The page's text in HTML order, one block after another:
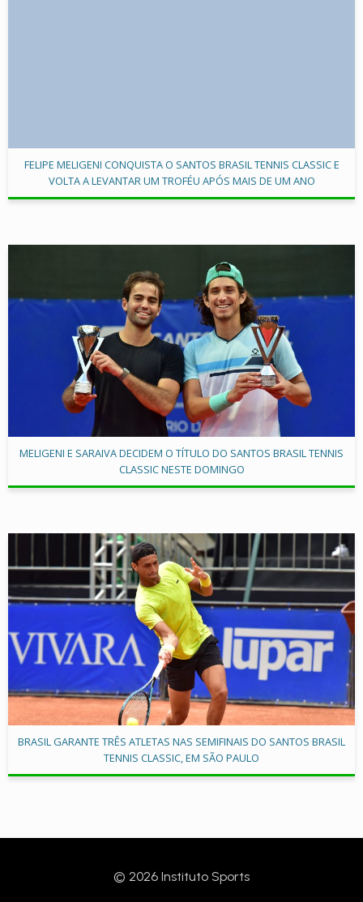
FELIPE MELIGENI CONQUISTA O SANTOS BRASIL TENNIS CLASSIC E
VOLTA A LEVANTAR UM TROFÉU APÓS MAIS DE UM ANO
MELIGENI E SARAIVA DECIDEM O TÍTULO DO SANTOS BRASIL TENNIS
CLASSIC NESTE DOMINGO
BRASIL GARANTE TRÊS ATLETAS NAS SEMIFINAIS DO SANTOS BRASIL
TENNIS CLASSIC, EM SÃO PAULO
© 2026 Instituto Sports